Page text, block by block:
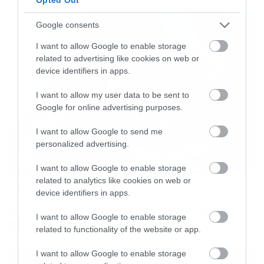
Google consents
I want to allow Google to enable storage
related to advertising like cookies on web or
device identifiers in apps.
I want to allow my user data to be sent to
Google for online advertising purposes.
I want to allow Google to send me
personalized advertising.
I want to allow Google to enable storage
related to analytics like cookies on web or
device identifiers in apps.
I want to allow Google to enable storage
related to functionality of the website or app.
I want to allow Google to enable storage
understanding the absences and I love you! To
my friends that are always there for me, I love
you! To my bandmates, you made it a dream
come true and I love you!
I look into the future with much excitement and
great hope! I’ll be seeing you soon, may God
bless you all, and, of course, “Up the Irons!”
H ανακοίνωσητου Rod Smallwood εκ μέρους
των Iron Maiden:
Nicko, And we all love you too!!
Thank you for being an irrepressible force
Οι λόγοι της απόλυσης του Sid
Wilson από τους Slipknot